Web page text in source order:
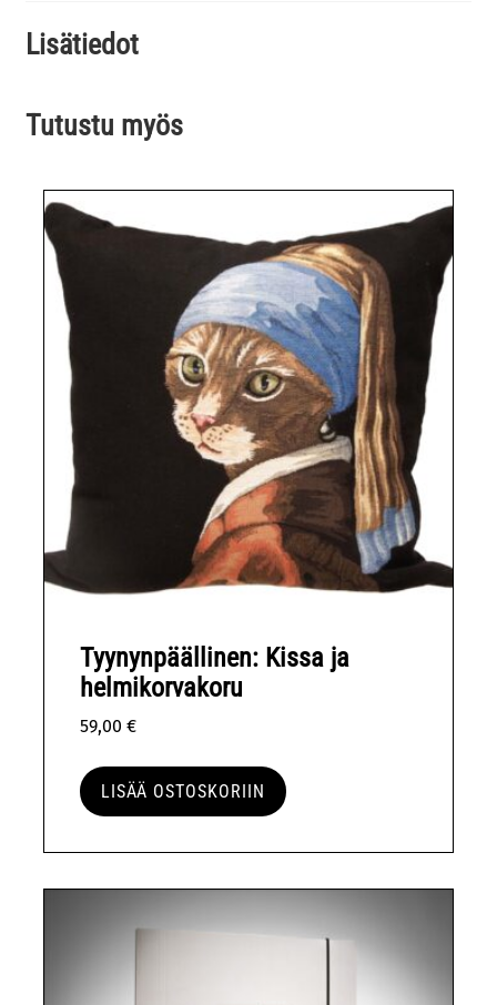
Lisätiedot
Tutustu myös
Tyynynpäällinen: Kissa ja
helmikorvakoru
59,00 €
LISÄÄ OSTOSKORIIN